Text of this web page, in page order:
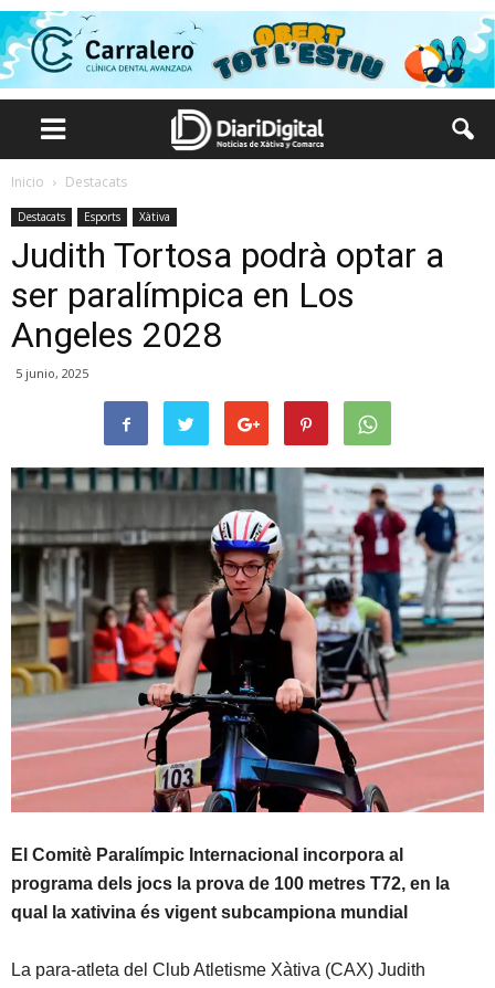
Inicio Destacats
Destacats Esports Xàtiva
Judith Tortosa podrà optar a
ser paralímpica en Los
Angeles 2028
5 junio, 2025
El Comitè Paralímpic Internacional incorpora al
programa dels jocs la prova de 100 metres T72, en la
qual la xativina és vigent subcampiona mundial
La para-atleta del Club Atletisme Xàtiva (CAX) Judith